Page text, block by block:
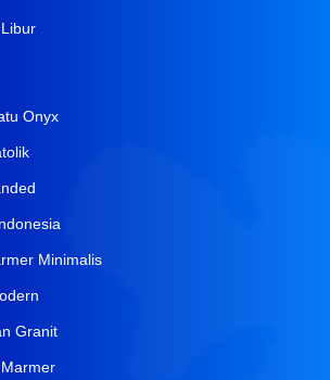
Onyx
Minimalis
Granit